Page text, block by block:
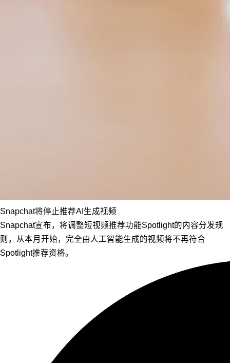
Snapchat将停止推荐AI生成视频
Snapchat宣布，将调整短视频推荐功能Spotlight的内容分发规
则，从本月开始，完全由人工智能生成的视频将不再符合
Spotlight推荐资格。